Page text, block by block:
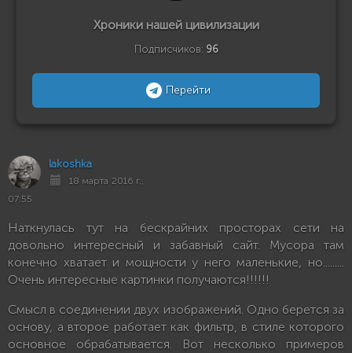
Хроники нашей цивилизации
Подписчиков: 96
Перейти
lakoshka
18 марта 2016 г.,
07:55
Наткнулась тут на бескрайних просторах сети на
довольно интересный и забавный сайт. Мусора там
конечно хватает и мощности у него маленькие, но.........
Очень интересные картинки получаются!!!!!!
Смысл в соединении двух изображений. Одно берется за
основу, а второе работает как фильтр, в стиле которого
основное обрабатывается. Вот несколько примеров